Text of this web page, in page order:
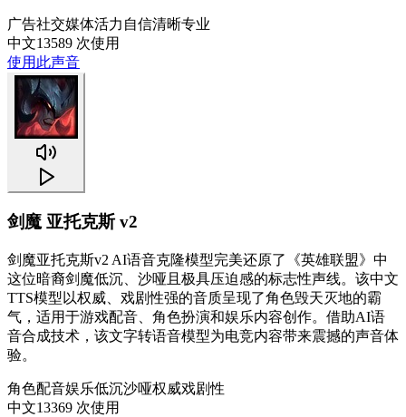
广告社交媒体活力 自信清晰专业
中文13589 次使用
使用此声音
剑魔 亚托克斯 v2
剑魔亚托克斯v2 AI语音克隆模型完美还原了《英雄联盟》中
这位暗裔剑魔低沉、沙哑且极具压迫感的标志性声线。该中文
TTS模型以权威、戏剧性强的音质呈现了角色毁天灭地的霸
气，适用于游戏配音、角色扮演和娱乐内容创作。借助AI语
音合成技术，该文字转语音模型为电竞内容带来震撼的声音体
验。
角色配音娱乐低沉沙哑权威戏剧性
中文13369 次使用